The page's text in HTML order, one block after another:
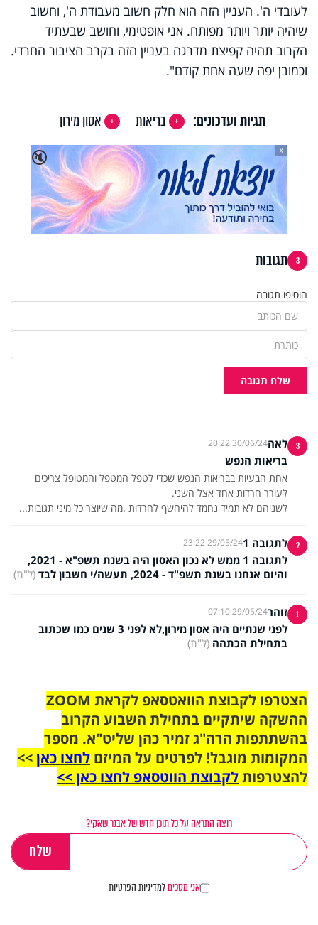
לעובדי ה'. העניין הזה הוא חלק חשוב מעבודת ה', וחשוב
שיהיה יותר ויותר מפותח. אני אופטימי, וחושב שבעתיד
הקרוב תהיה קפיצת מדרגה בעניין הזה בקרב הציבור החרדי.
וכמובן יפה שעה אחת קודם".
תגיות ועדכונים: בריאות
אסון מירון
🔇
X
3 תגובות
הוסיפו תגובה
שלח תגובה
3 לאה30/06/24 20:22
בריאות הנפש
אחת הבעיות בבריאות הנפש שכדי לטפל המטפל והמטופל צריכים
לשניהם לא תמיד נחמד להיחשף לחרדות .מה שיוצר כל מיני תגובות...
2 לתגובה 1 29/05/24 23:22
לתגובה 1 ממש לא נכון האסון היה בשנת תשפ"א - 2021,
והיום אנחנו בשנת תשפ"ד - 2024, תעשה/י חשבון לבד
(ל"ת)
1 זוהר29/05/24 07:10
לפני שנתיים היה אסון מירון,לא לפני 3 שנים כמו שכתוב
בתחילת הכתהה (ל"ת)
הצטרפו לקבוצת הוואטסאפ לקראת ZOOM
ההשקה שיתקיים בתחילת השבוע הקרוב
בהשתתפות הרה"ג זמיר כהן שליט"א. מספר
המקומות מוגבל! לפרטים על המיזם לחצו כאן>>
להצטרפותלקבוצת הווטסאפ לחצו כאן >>
רוצה התראה על כל תוכן חדש של אבנר שאקי?
אני מסכיםלמדיניות הפרטיות